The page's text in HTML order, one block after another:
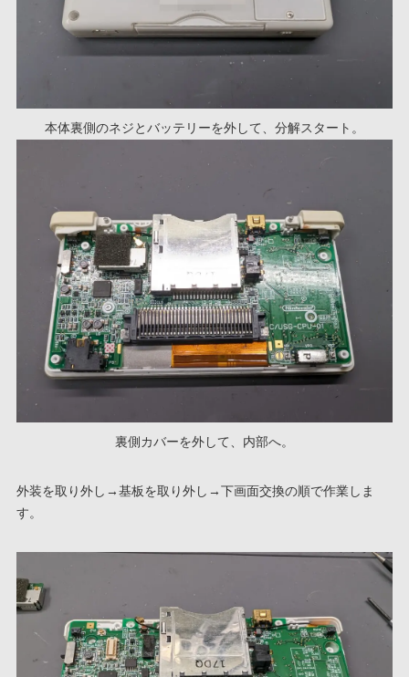
本体裏側のネジとバッテリーを外して、分解スタート。
裏側カバーを外して、内部へ。
外装を取り外し→基板を取り外し→下画面交換の順で作業しま
す。